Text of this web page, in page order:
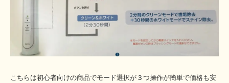
こちらは初心者向けの商品でモード選択が３つ操作が簡単で価格も安